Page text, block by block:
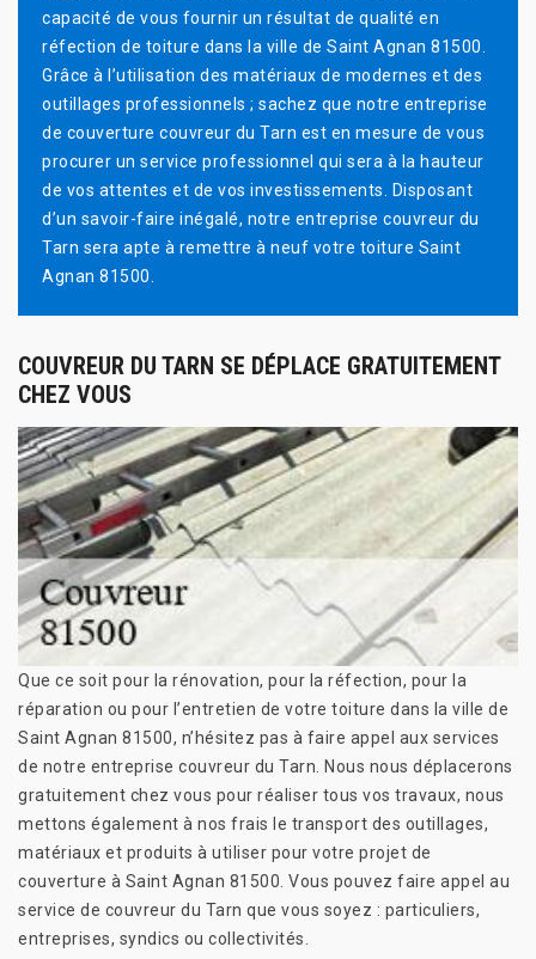
capacité de vous fournir un résultat de qualité en
réfection de toiture dans la ville de Saint Agnan 81500.
Grâce à l’utilisation des matériaux de modernes et des
outillages professionnels ; sachez que notre entreprise
de couverture couvreur du Tarn est en mesure de vous
procurer un service professionnel qui sera à la hauteur
de vos attentes et de vos investissements. Disposant
d’un savoir-faire inégalé, notre entreprise couvreur du
Tarn sera apte à remettre à neuf votre toiture Saint
Agnan 81500.
COUVREUR DU TARN SE DÉPLACE GRATUITEMENT
CHEZ VOUS
Que ce soit pour la rénovation, pour la réfection, pour la
réparation ou pour l’entretien de votre toiture dans la ville de
Saint Agnan 81500, n’hésitez pas à faire appel aux services
de notre entreprise couvreur du Tarn. Nous nous déplacerons
gratuitement chez vous pour réaliser tous vos travaux, nous
mettons également à nos frais le transport des outillages,
matériaux et produits à utiliser pour votre projet de
couverture à Saint Agnan 81500. Vous pouvez faire appel au
service de couvreur du Tarn que vous soyez : particuliers,
entreprises, syndics ou collectivités.